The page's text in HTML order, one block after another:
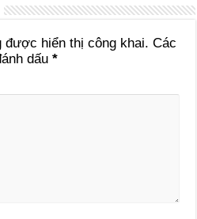
được hiển thị công khai. Các
dấu*